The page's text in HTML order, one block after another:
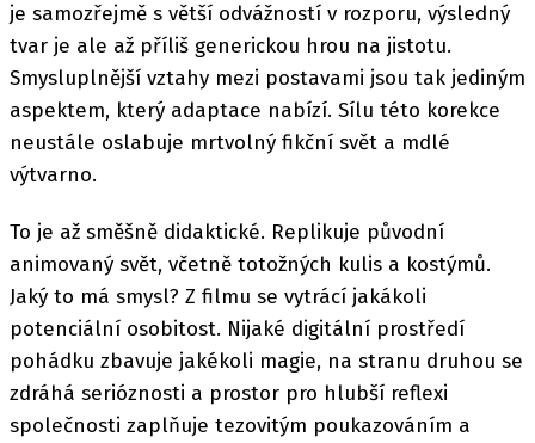
je samozřejmě s větší odvážností v rozporu, výsledný
tvar je ale až příliš generickou hrou na jistotu.
Smysluplnější vztahy mezi postavami jsou tak jediným
aspektem, který adaptace nabízí. Sílu této korekce
neustále oslabuje mrtvolný fikční svět a mdlé
výtvarno.
To je až směšně didaktické. Replikuje původní
animovaný svět, včetně totožných kulis a kostýmů.
Jaký to má smysl? Z filmu se vytrácí jakákoli
potenciální osobitost. Nijaké digitální prostředí
pohádku zbavuje jakékoli magie, na stranu druhou se
zdráhá serióznosti a prostor pro hlubší reflexi
společnosti zaplňuje tezovitým poukazováním a